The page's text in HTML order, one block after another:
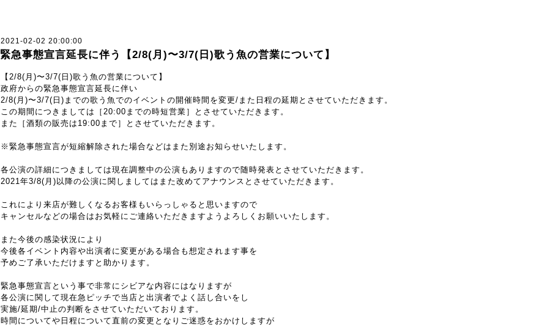
2021-02-02 20:00:00
緊急事態宣言延長に伴う【2/8(月)〜3/7(日)歌う魚の営業について】
【2/8(月)〜3/7(日)歌う魚の営業について】
政府からの緊急事態宣言延長に伴い
2/8(月)〜3/7(日)までの歌う魚でのイベントの開催時間を変更/また日程の延期とさせていただきます。
この期間につきましては［20:00までの時短営業］とさせていただきます。
また［酒類の販売は19:00まで］とさせていただきます。
※緊急事態宣言が短縮解除された場合などはまた別途お知らせいたします。
各公演の詳細につきましては現在調整中の公演もありますので随時発表とさせていただきます。
2021年3/8(月)以降の公演に関しましてはまた改めてアナウンスとさせていただきます。
これにより来店が難しくなるお客様もいらっしゃると思いますので
キャンセルなどの場合はお気軽にご連絡いただきますようよろしくお願いいたします。
また今後の感染状況により
今後各イベント内容や出演者に変更がある場合も想定されます事を
予めご了承いただけますと助かります。
緊急事態宣言という事で非常にシビアな内容にはなりますが
各公演に関して現在急ピッチで当店と出演者でよく話し合いをし
実施/延期/中止の判断をさせていただいております。
時間についてや日程について直前の変更となりご迷惑をおかけしますが